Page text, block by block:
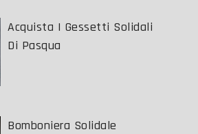
Acquista I Gessetti Solidali
Di Pasqua
Bomboniera Solidale